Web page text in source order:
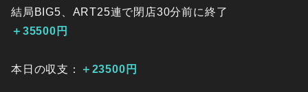
結局BIG5、ART25連で閉店30分前に終了
＋35500円
本日の収支： ＋23500円